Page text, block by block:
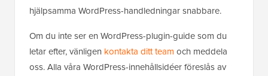
hjälpsamma WordPress-handledningar snabbare.
Om du inte ser en WordPress-plugin-guide som du
letar efter, vänligen kontakta ditt team och meddela
oss. Alla våra WordPress-innehållsidéer föreslås av